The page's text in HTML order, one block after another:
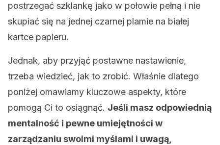
postrzegać szklankę jako w połowie pełną i nie
skupiać się na jednej czarnej plamie na białej
kartce papieru.
Jednak, aby przyjąć postawne nastawienie,
trzeba wiedzieć, jak to zrobić. Właśnie dlatego
poniżej omawiamy kluczowe aspekty, które
pomogą Ci to osiągnąć. Jeśli masz odpowiednią
mentalność i pewne umiejętności w
zarządzaniu swoimi myślami i uwagą,